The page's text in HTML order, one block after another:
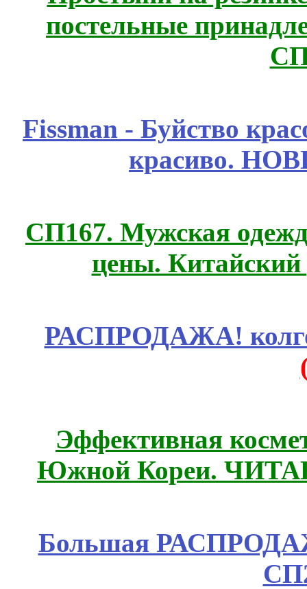
постельные
Fissmаn - Буйство
красиво.
СП167. Мужская
цены.
РАСПРОДАЖА!
Эффективная
Южной Кореи.
Большая